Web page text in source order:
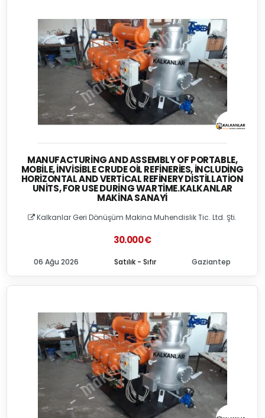
MANUFACTURING AND ASSEMBLY OF PORTABLE,
MOBILE, İNVISIBLE CRUDE OIL REFINERIES, İNCLUDING
HORIZONTAL AND VERTICAL REFINERY DISTILLATION
UNITS, FOR USE DURING WARTIME.KALKANLAR
MAKINA SANAYI
Kalkanlar Geri Dönüşüm Makina Muhendislik Tic. Ltd. Şti.
30.000 €
Satılık - Sıfır
06 Ağu 2026 Gaziantep